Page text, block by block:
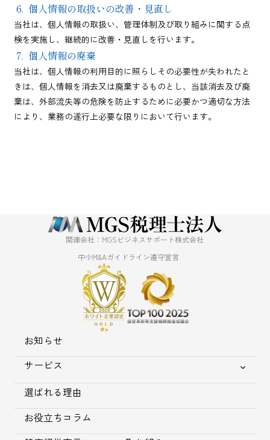
個人情報の取扱いの改善・見直し
当社は、個人情報の取扱い、管理体制及び取り組みに関する点
検を実施し、継続的に改善・見直しを行います。
個人情報の廃棄
当社は、個人情報の利用目的に照らしその必要性が失われたと
きは、個人情報を消去又は廃棄するものとし、当該消去及び廃
棄は、外部流失等の危険を防止するために必要かつ適切な方法
により、業務の遂行上必要な限りにおいて行います。
関連会社：MGSビジネスサポート株式会社
中小M&Aガイドライン遵守宣言
お知らせ
サービス
選ばれる理由
お役立ちコラム